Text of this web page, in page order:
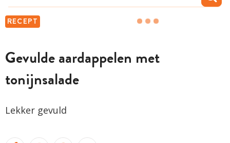
RECEPT
Gevulde aardappelen met
tonijnsalade
Lekker gevuld
MIJN BEWAARDE RECEPTEN